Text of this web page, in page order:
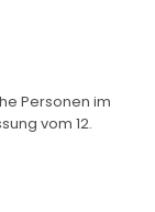
Personen im
vom 12.